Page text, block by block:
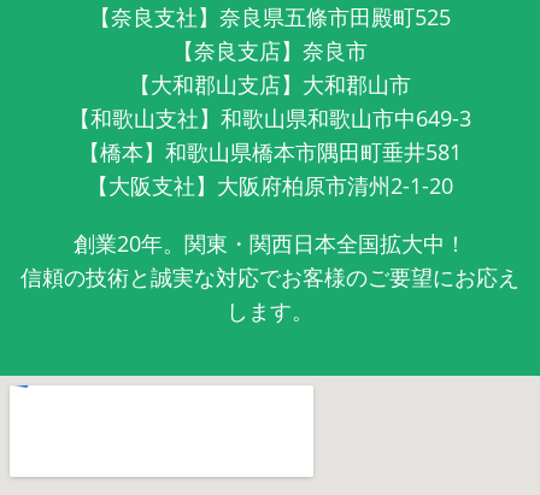
【奈良支社】奈良県五條市田殿町525
【奈良支店】奈良市
【大和郡山支店】大和郡山市
【和歌山支社】和歌山県和歌山市中649-3
【橋本】和歌山県橋本市隅田町垂井581
【大阪支社】大阪府柏原市清州2-1-20
創業20年。関東・関西日本全国拡大中！
信頼の技術と誠実な対応でお客様のご要望にお応え
します。